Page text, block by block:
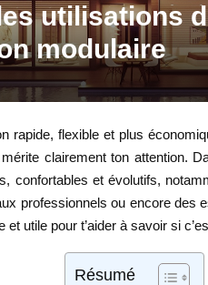
utilisations
modulaire
rapide, flexible et plus
clairement ton attention.
confortables et évolutifs,
professionnels ou encore des
utile pour t’aider à savoir si
Résumé